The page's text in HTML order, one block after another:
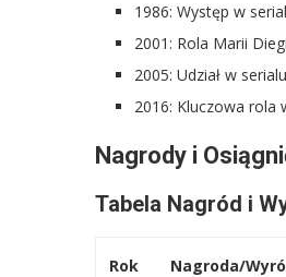
1986: Występ w
2001: Rola Marii
2005: Udział w
2016: Kluczowa rola
Nagrody i
Tabela Nagród i
Rok Nagroda/